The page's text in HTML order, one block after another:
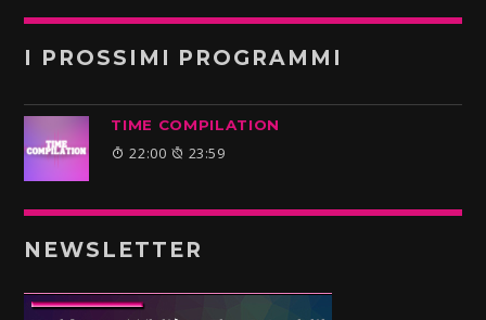
I PROSSIMI PROGRAMMI
TIME COMPILATION
22:00 23:59
NEWSLETTER